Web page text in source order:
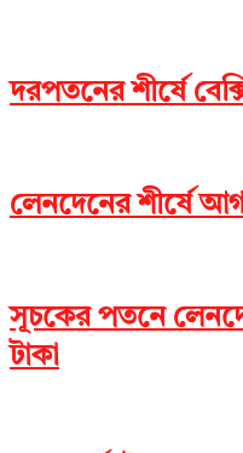
দরপতনের শীর্ষে
লেনদেনের শীর্ষে
সূচকের পতনে
টাকা